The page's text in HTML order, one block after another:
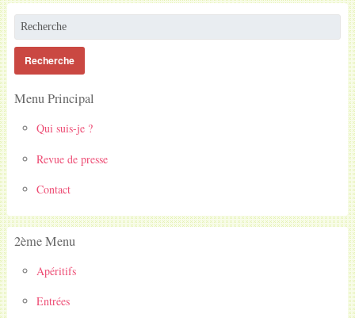
Menu Principal
Qui suis-je ?
Revue de presse
Contact
2ème Menu
Apéritifs
Entrées